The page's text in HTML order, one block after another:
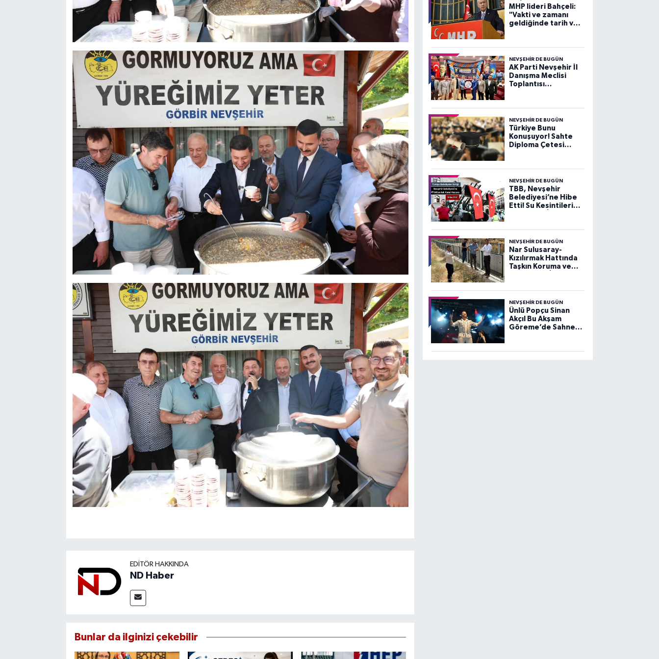
EDITÖR HAKKINDA
ND Haber
Bunlar da ilginizi çekebilir
MHP lideri Bahçeli:
"Vakti ve zamanı
geldiğinde tarih ve
soracağını herkes
görecekti
NEVŞEHIR DE BUGÜN
AK Parti Nevşehir İl
Danışma Meclisi
Toplantısı
NEVŞEHIR DE BUGÜN
Türkiye Bunu
Konuşuyor! Sahte
Diploma Çetesi
Kayıtlarını Silip..."
NEVŞEHIR DE BUGÜN
TBB, Nevşehir
Belediyesi’ne Hibe
Etti! Su Kesintilerine
Müdürlüğü’nde
Kullanılacak
NEVŞEHIR DE BUGÜN
Nar Sulusaray-
Kızılırmak Hattında
Taşkın Koruma ve
NEVŞEHIR DE BUGÜN
Ünlü Popçu Sinan
Akçıl Bu Akşam
Göreme’de Sahne